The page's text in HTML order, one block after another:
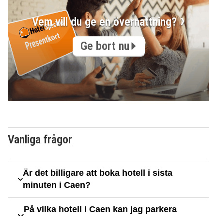
Vem vill du ge en övernattning?
Ge bort nu
Vanliga frågor
Är det billigare att boka hotell i sista
minuten i Caen?
På vilka hotell i Caen kan jag parkera